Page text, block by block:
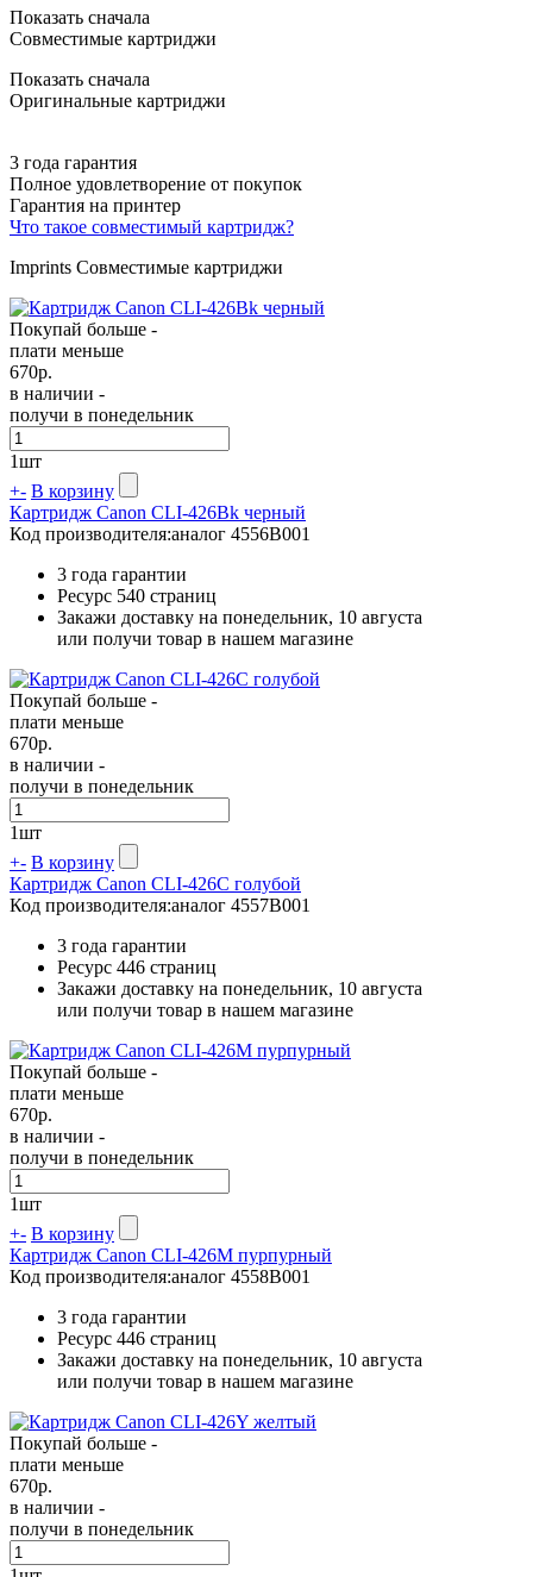
Показать сначала
Совместимые картриджи
Показать сначала
Оригинальные картриджи
3 года гарантия
Полное удовлетворение от покупок
Гарантия на принтер
Что такое совместимый картридж?
Imprints Совместимые картриджи
Покупай больше -
плати меньше
670р.
в наличии -
получи в понедельник
1шт
+- В корзину
Картридж Canon CLI-426Bk черный
Код производителя:аналог 4556B001
3 года гарантии
Ресурс 540 страниц
Закажи доставку на понедельник, 10 августа
или получи товар в нашем магазине
Покупай больше -
плати меньше
670р.
в наличии -
получи в понедельник
1шт
+- В корзину
Картридж Canon CLI-426C голубой
Код производителя:аналог 4557B001
3 года гарантии
Ресурс 446 страниц
Закажи доставку на понедельник, 10 августа
или получи товар в нашем магазине
Покупай больше -
плати меньше
670р.
в наличии -
получи в понедельник
1шт
+- В корзину
Картридж Canon CLI-426M пурпурный
Код производителя:аналог 4558B001
3 года гарантии
Ресурс 446 страниц
Закажи доставку на понедельник, 10 августа
или получи товар в нашем магазине
Покупай больше -
плати меньше
670р.
в наличии -
получи в понедельник